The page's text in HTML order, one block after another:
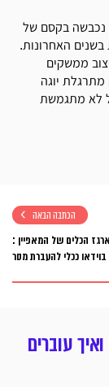
נכבשה בקסם של
בשנים האחרונות.
ממשקים
מתרגלת יוגה
לא מתגמשת
הכתבה הבאה
הכלים של המאפיין :
ככלי להעברת מסר
6 תגובות על “למה עברתי ל- Sketch ואיך עוברים